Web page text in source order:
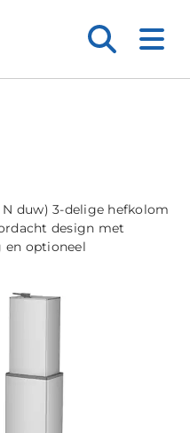
duw) 3-delige hefkolom
design met
en optioneel